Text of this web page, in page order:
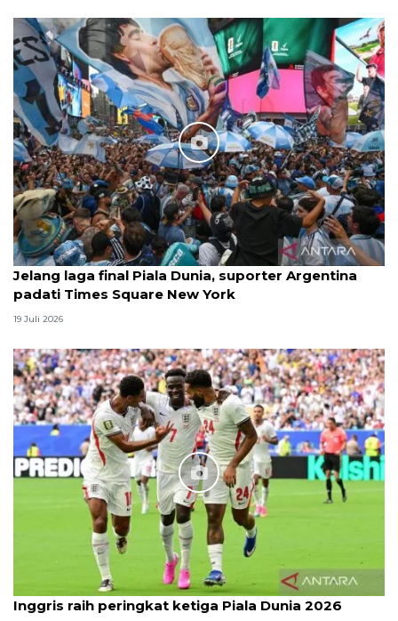
Jelang laga final Piala Dunia, suporter Argentina
padati Times Square New York
19 Juli 2026
Inggris raih peringkat ketiga Piala Dunia 2026